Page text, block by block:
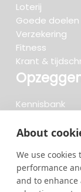
About
We use
performance
and to
Loterij
Goede doelen
Verzekering
Fitness
Krant &
Kennisbank
Beoordelingen
Meteen